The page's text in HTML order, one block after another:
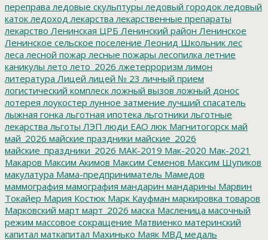
переправа ледовые скульптуры ледовый городок ледовый
каток ледоход лекарства лекарственные препараты
лекарство Ленинская ЦРБ Ленинский район Ленинское
Ленинское сельское поселение Леонид Школьник лес
леса лесной пожар лесные пожары лесопилка летние
каникулы лето лето_2026 лжетерроризм лимон
литература Лицей лицей № 23 личный прием
логистический комплеск ложный вызов ложный донос
лотерея лоукостер лунное затмение лучший спасатель
лыжная гонка льготная ипотека льготники льготные
лекарства льготы ЛЭП люди ЕАО люк Магнитогорск май
май_2026 майские праздники майские_2026
майские_праздники_2026 МАК-2019 Мак-2020 Мак-2021
Макаров Максим Акимов Максим Семенов Максим Шупиков
макулатура Мама-предприниматель Мамедов
маммография мамография мандарин мандарины Марвин
Токайер Мария Костюк Марк Кауфман маркировка товаров
Марковский март март_2026 маска Масленица масочный
режим массовое сокращение Матвиенко материнский
капитал маткапитал Махинько Маяк МВД медаль